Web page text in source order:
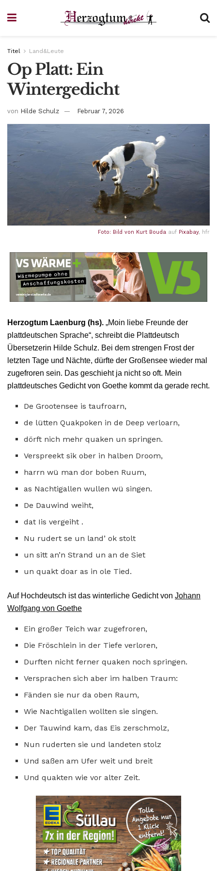
Titel Land&Leute
Op Platt: Ein
Wintergedicht
von Hilde Schulz Februar 7, 2026
Foto: Bild von Kurt Bouda auf Pixabay, hfr
Herzogtum Laenburg (hs). „Moin liebe Freunde der
plattdeutschen Sprache“, schreibt die Plattdeutsch
Übersetzerin Hilde Schulz. Bei dem strengen Frost der
letzten Tage und Nächte, dürfte der Großensee wieder mal
zugefroren sein. Das geschieht ja nicht so oft. Mein
plattdeutsches Gedicht von Goethe kommt da gerade recht.
De Grootensee is taufroarn,
de lütten Quakpoken in de Deep verloarn,
dörft nich mehr quaken un springen.
Verspreekt sik ober in halben Droom,
harrn wü man dor boben Ruum,
as Nachtigallen wullen wü singen.
De Dauwind weiht,
dat Iis vergeiht .
Nu rudert se un land’ ok stolt
un sitt an’n Strand un an de Siet
un quakt doar as in ole Tied.
Auf Hochdeutsch ist das winterliche Gedicht von Johann
Wolfgang von Goethe
Ein großer Teich war zugefroren,
Die Fröschlein in der Tiefe verloren,
Durften nicht ferner quaken noch springen.
Versprachen sich aber im halben Traum:
Fänden sie nur da oben Raum,
Wie Nachtigallen wollten sie singen.
Der Tauwind kam, das Eis zerschmolz,
Nun ruderten sie und landeten stolz
Und saßen am Ufer weit und breit
Und quakten wie vor alter Zeit.